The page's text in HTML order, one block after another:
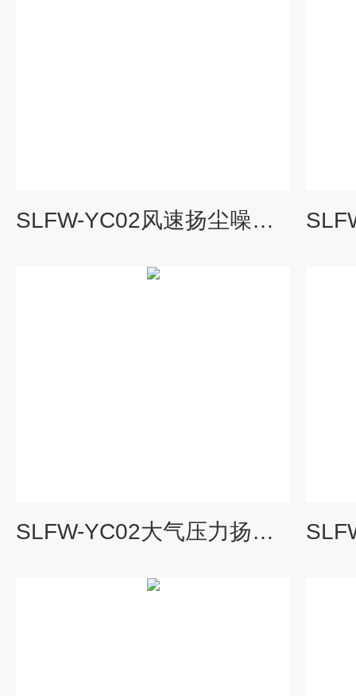
SLFW-YC02风速扬尘噪音在线监测系统
SLFW-YC02大气压力扬尘环境监测系统